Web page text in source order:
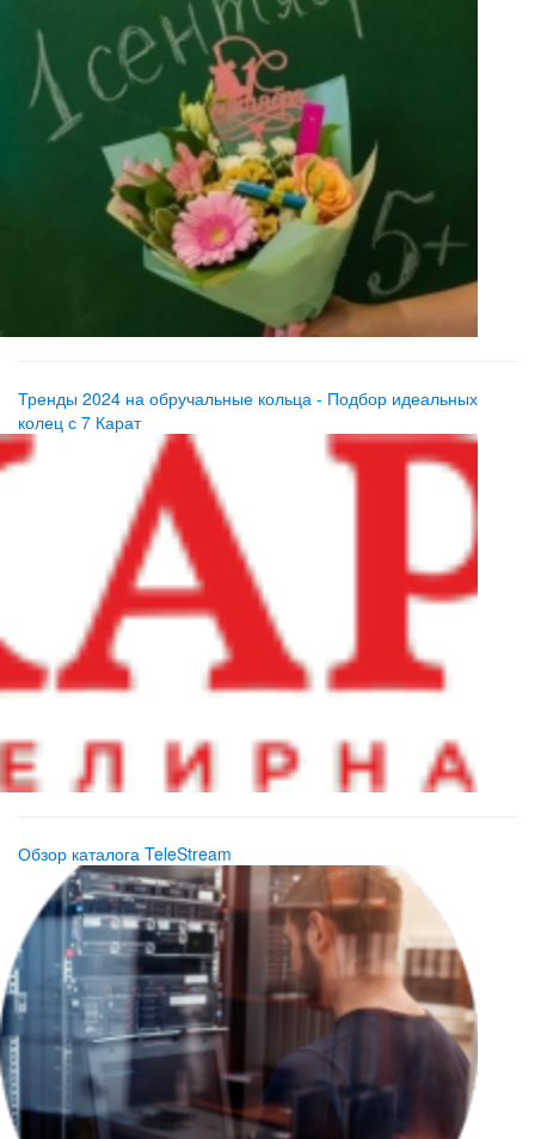
Тренды 2024 на обручальные кольца - Подбор идеальных
колец с 7 Карат
Обзор каталога TeleStream